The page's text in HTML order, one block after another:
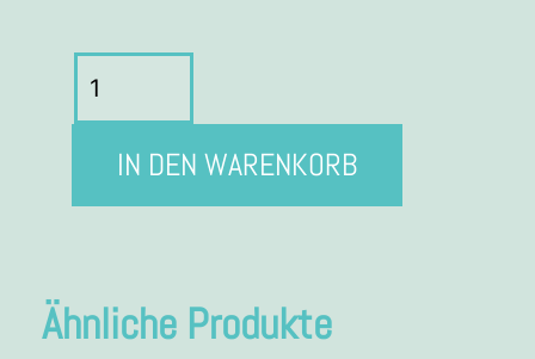
IN DEN WARENKORB
Ähnliche Produkte